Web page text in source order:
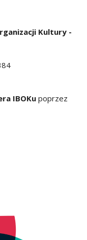
Kultury -
IBOKu poprzez